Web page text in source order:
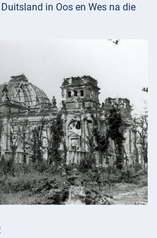
in Oos en Wes na die